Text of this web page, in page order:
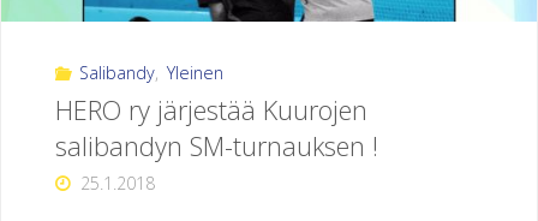
Salibandy, Yleinen
HERO ry järjestää Kuurojen
salibandyn SM-turnauksen !
25.1.2018